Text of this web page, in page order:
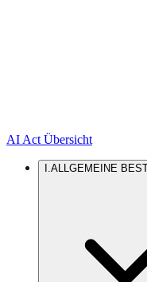
AI Act Übersicht
.ALLGEMEINE